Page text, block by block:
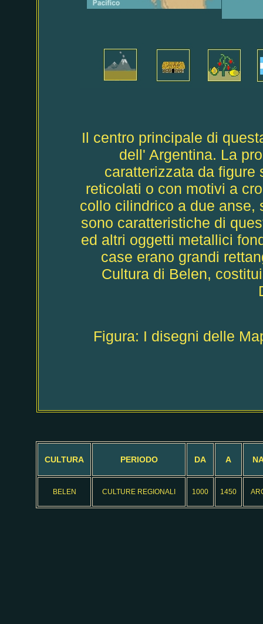
Il centro principale di
dell' Argentina. La
caratterizzata da figure
reticolati o con motivi a
collo cilindrico a due anse,
sono caratteristiche di
ed altri oggetti metallici
case erano grandi
Cultura di Belen,
Figura: I disegni delle
CULTURA PERIODO DA A
BELEN CULTURE REGIONALI 1000 1450